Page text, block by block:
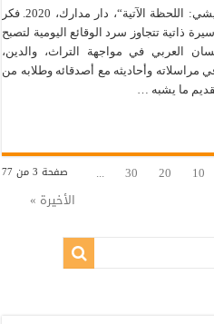
هنرييت عبودي، أيامي مع جورج طرابيشي: اللحظة الآتية“، دار مدارك، 2020. فكر
ذاتية تتجاوز سرد الوقائع اليومية لتصبح
العربي في مواجهة التراث، والدين،
مراسلاته وأحاديثه مع أصدقائه وطلابه من
ما يشبه …
صفحة 3 من 77 10
20
30
...
الأخيرة »